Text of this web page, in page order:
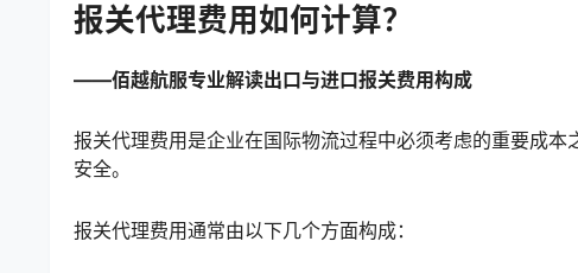
报关代理费用如何计算？
——佰越航服专业解读出口与进口报关费用构成
报关代理费用是企业在国际物流过程中必须考虑的重要成
安全。
报关代理费用通常由以下几个方面构成：